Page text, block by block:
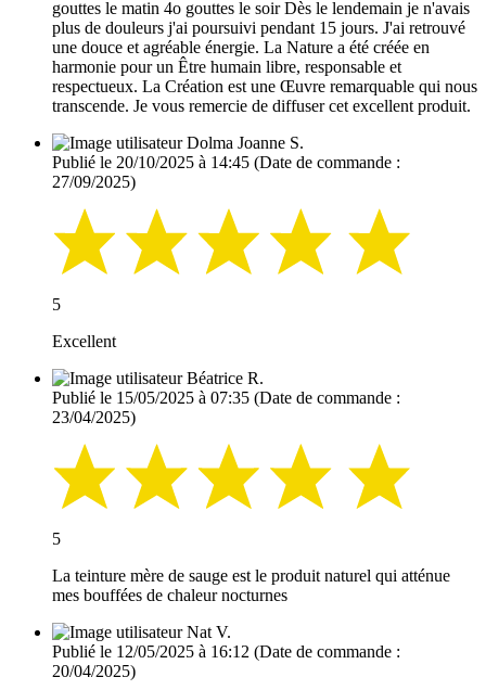
gouttes le matin 4o gouttes le soir Dès le lendemain je n'avais
plus de douleurs j'ai poursuivi pendant 15 jours. J'ai retrouvé
une douce et agréable énergie. La Nature a été créée en
harmonie pour un Être humain libre, responsable et
respectueux. La Création est une Œuvre remarquable qui nous
transcende. Je vous remercie de diffuser cet excellent produit.
Dolma Joanne S.
Publié le 20/10/2025 à 14:45 (Date de commande :
27/09/2025)
5
Excellent
Béatrice R.
Publié le 15/05/2025 à 07:35 (Date de commande :
23/04/2025)
5
La teinture mère de sauge est le produit naturel qui atténue
mes bouffées de chaleur nocturnes
Nat V.
Publié le 12/05/2025 à 16:12 (Date de commande :
20/04/2025)